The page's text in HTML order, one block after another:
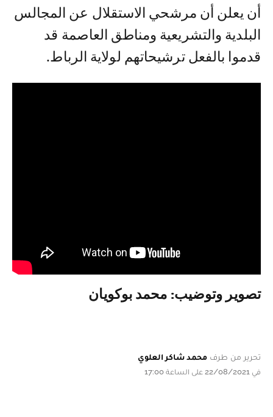
أن يعلن أن مرشحي الاستقلال عن المجالس
البلدية والتشريعية ومناطق العاصمة قد
قدموا بالفعل ترشيحاتهم لولاية الرباط.
تصوير وتوضيب: محمد بوكويان
تحرير من طرف محمد شاكر العلوي
في 22/08/2021 على الساعة 17:00